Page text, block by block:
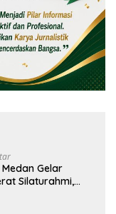
Gelar
Silaturahmi,